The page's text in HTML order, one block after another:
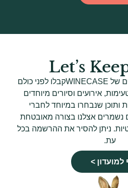
Let’s
הצטרפו למועדון החברים של WINECASEקבלו לפני כולם
אירועים וסיורים מיוחדים
ותוכן שנבחרו במיוחד לחברי
נשמרים אצלנו בצורה מאובטחת
ניתן להסיר את ההרשמה בכל
עת.
>